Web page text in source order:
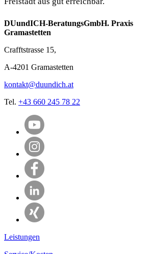
DUundICH-BeratungsGmbH. Praxis
Gramastetten
Crafftstrasse 15,
A-4201 Gramastetten
kontakt@duundich.at
Tel. +43 660 245 78 22
Leistungen